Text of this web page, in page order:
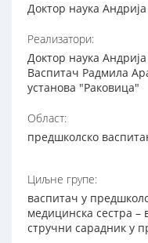
Доктор наука
Реализатори:
Доктор наука
Васпитач Радмила
установа "Раковица"
Област:
предшколско
Циљне групе:
васпитач у
медицинска сестра –
стручни сарадник у